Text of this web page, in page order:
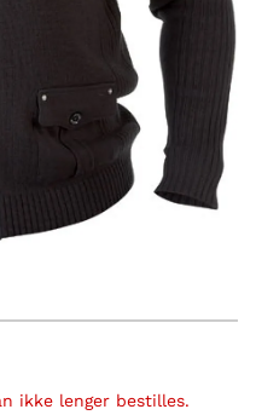
ikke lenger bestilles.